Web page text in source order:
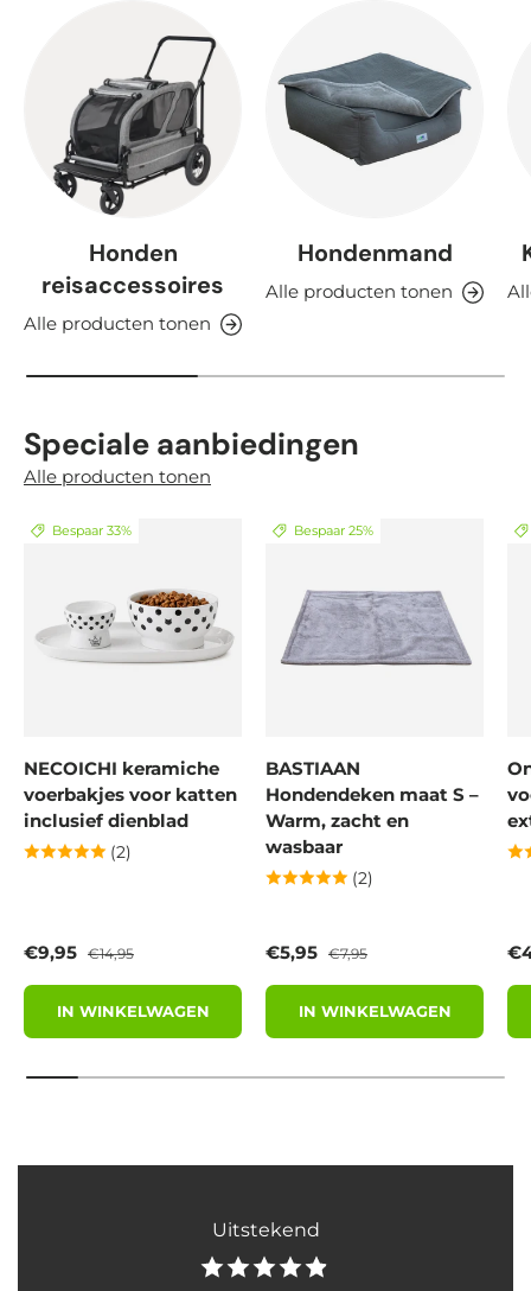
Honden
reisaccessoires
Alle producten tonen
Hondenmand
Alle producten tonen
Speciale aanbiedingen
Alle producten tonen
Bespaar 33%
NECOICHI keramiche
voerbakjes voor katten
inclusief dienblad
(2)
Verkoopprijs
€9,95 Reguliere prijs
€14,95
IN WINKELWAGEN
Bespaar 25%
BASTIAAN
Hondendeken maat S –
Warm, zacht en
wasbaar
(2)
Verkoopprijs
€5,95 Reguliere prijs
€7,95
IN WINKELWAGEN
Uitstekend